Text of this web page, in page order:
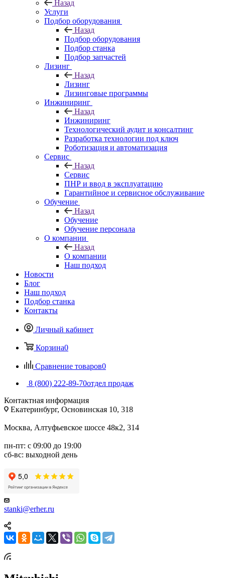
Назад
Услуги
Подбор оборудования
Назад
Подбор оборудования
Подбор станка
Подбор запчастей
Лизинг
Назад
Лизинг
Лизинговые программы
Инжиниринг
Назад
Инжиниринг
Технологический аудит и консалтинг
Разработка технологии под ключ
Роботизация и автоматизация
Сервис
Назад
Сервис
ПНР и ввод в эксплуатацию
Гарантийное и сервисное обслуживание
Обучение
Назад
Обучение
Обучение персонала
О компании
Назад
О компании
Наш подход
Новости
Блог
Наш подход
Подбор станка
Контакты
Личный кабинет
Корзина0
Сравнение товаров0
8 (800) 222-89-70отдел продаж
Контактная информация
Екатеринбург, Основинская 10, 318
Москва, Алтуфьевское шоссе 48к2, 314
пн-пт: с 09:00 до 19:00
сб-вс: выходной день
stanki@erher.ru